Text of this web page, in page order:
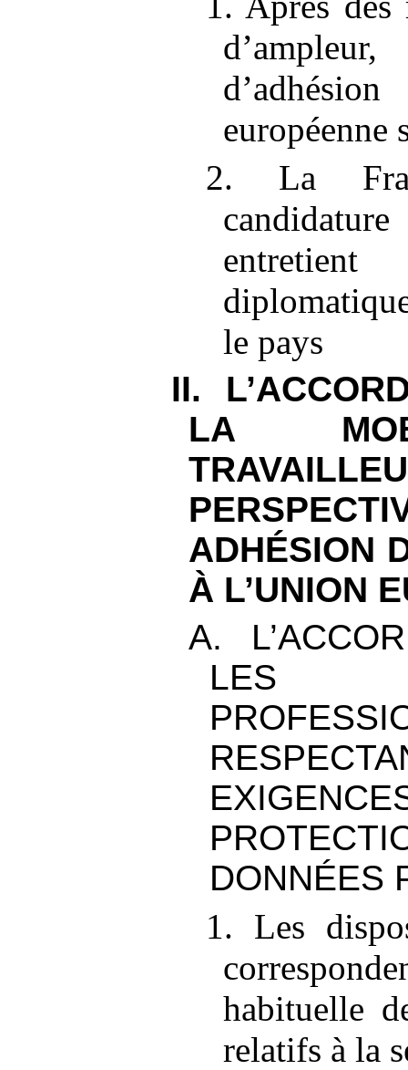
européenne
2. La
le pays
II.
LA
ADHÉSION
À L’UNION
A.
LES
DONNÉES
1. Les
habituelle
relatifs à la